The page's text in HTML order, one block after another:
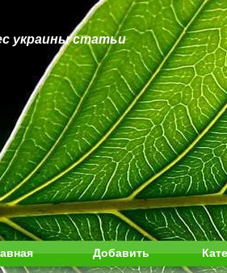
украины статьи
Добавить